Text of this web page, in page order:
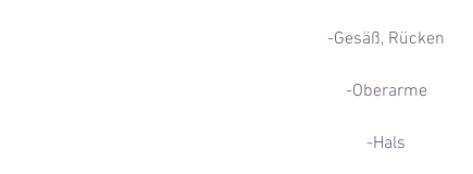
-Gesäß, Rücken
-Oberarme
-Hals